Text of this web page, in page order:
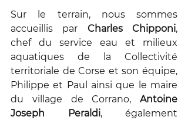
Sur le terrain, nous sommes
accueillis par Charles Chipponi,
chef du service eau et milieux
aquatiques de la Collectivité
territoriale de Corse et son équipe,
Philippe et Paul ainsi que le maire
du village de Corrano, Antoine
Joseph Peraldi, également